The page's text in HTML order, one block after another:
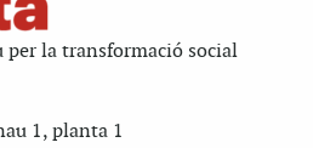
per la transformació social
1, planta 1